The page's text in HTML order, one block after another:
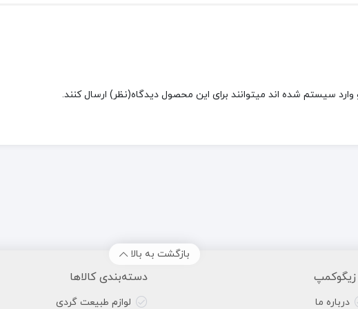
سیستم شده اند میتوانند برای این محصول دیدگاه(نظر) ارسال کنند.
بازگشت به بالا
زیگوکمپ
درباره ما
دسته‌بندی کالاها
لوازم طبیعت گردی